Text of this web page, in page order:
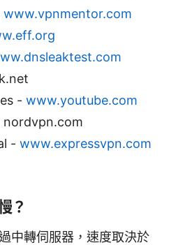
www.vpnmentor.com
- www.youtube.com
nordvpn.com
- www.expressvpn.com
？
中轉伺服器，速度取決於